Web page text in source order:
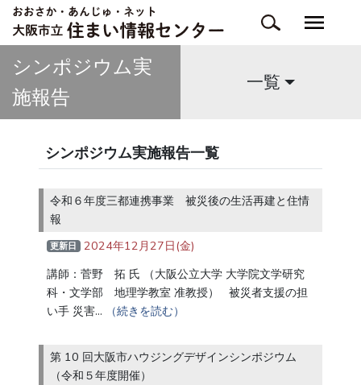
シンポジウム実
施報告
一覧
シンポジウム実施報告一覧
令和６年度三都連携事業 被災後の生活再建と住情
報
更新日
2024年12月27日(金)
講師：菅野 拓 氏 （大阪公立大学 大学院文学研究
科・文学部 地理学教室 准教授） 被災者支援の担
い手 災害…
（続きを読む）
第 10 回大阪市ハウジングデザインシンポジウム
（令和５年度開催）